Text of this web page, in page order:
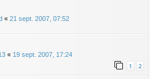
« 21 sept. 2007, 07:52
« 19 sept. 2007, 17:24
1 2